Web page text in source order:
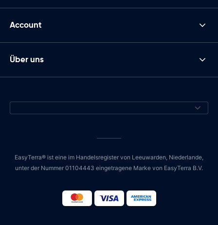
Account
Über uns
EasyTerra® ist eine im Handelsregister von Leeuwarden, Niederlande,
unter der Nummer 01104443 eingetragene Marke von EasyTerra B.V.